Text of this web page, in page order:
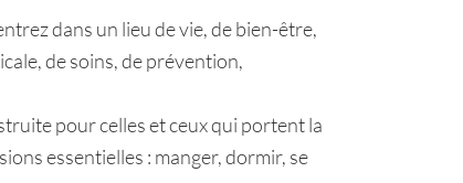
dans un lieu de vie, de bien-être,
de soins, de prévention,
pour celles et ceux qui portent la
essentielles : manger, dormir, se